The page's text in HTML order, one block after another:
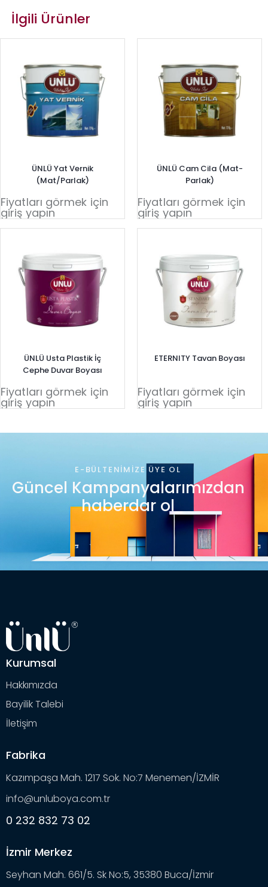
İlgili Ürünler
ÜNLÜ Yat Vernik
(Mat/Parlak)
Fiyatları görmek için
giriş yapın
ÜNLÜ Cam Cila (Mat-
Parlak)
Fiyatları görmek için
giriş yapın
ÜNLÜ Usta Plastik İç
Cephe Duvar Boyası
Fiyatları görmek için
giriş yapın
ETERNITY Tavan Boyası
Fiyatları görmek için
giriş yapın
E-BÜLTENIMIZE ÜYE OL
Güncel Kampanyalarımızdan
haberdar ol
Kurumsal
Hakkımızda
Bayilik Talebi
İletişim
Fabrika
Kazımpaşa Mah. 1217 Sok. No:7 Menemen/İZMİR
info@unluboya.com.tr
0 232 832 73 02
İzmir Merkez
Seyhan Mah. 661/5. Sk No:5, 35380 Buca/İzmir